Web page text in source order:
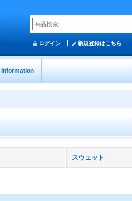
ログイン 新規登録はこちら
Information
スウェット